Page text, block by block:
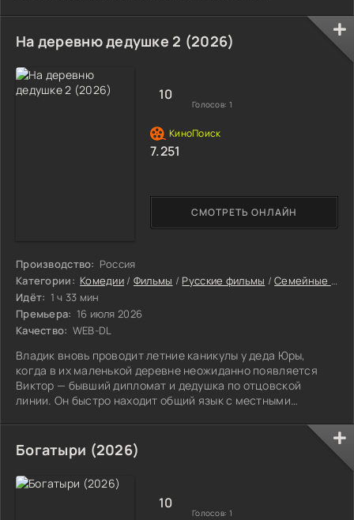
На деревню дедушке 2 (2026)
Производство: Россия
Категории: Комедии / Фильмы / Русские фильмы /Семейные фильмы
Идёт: 1 ч 33 мин
Премьера: 16 июля 2026
Качество: WEB-DL
Владик вновь проводит летние каникулы у деда Юры,
когда в их маленькой деревне неожиданно появляется
Виктор — бывший дипломат и дедушка по отцовской
линии. Он быстро находит общий язык с местными
увлекает его захватывающими рассказами о своих
путешествиях по всему свету. Однако между дедушками
начинается настоящая борьба за внимание Владислава —
от язвительных шуток до открытых стычек. Дед Юра
ощущает, что теряет почву под ногами, но когда из
СМОТРЕТЬ ОНЛАЙН
10
Голосов: 1
7.251
Богатыри (2026)
10
Голосов: 1